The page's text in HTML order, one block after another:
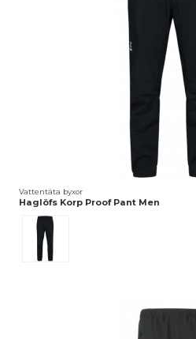
Vattentäta byxor
Haglöfs Korp Proof Pant Men
True Black